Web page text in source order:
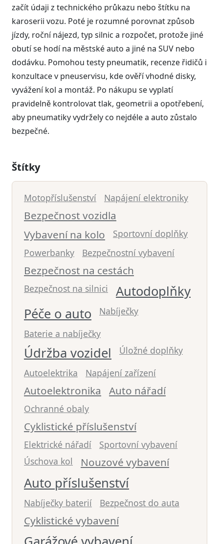
začít údaji z technického průkazu nebo štítku na
karoserii vozu. Poté je rozumné porovnat způsob
jízdy, roční nájezd, typ silnic a rozpočet, protože jiné
obutí se hodí na městské auto a jiné na SUV nebo
dodávku. Pomohou testy pneumatik, recenze řidičů i
konzultace v pneuservisu, kde ověří vhodné disky,
vyvážení kol a montáž. Po nákupu se vyplatí
pravidelně kontrolovat tlak, geometrii a opotřebení,
aby pneumatiky vydržely co nejdéle a auto zůstalo
bezpečné.
Štítky
Motopříslušenství Napájení elektroniky
Bezpečnost vozidla
Vybavení na kolo
Sportovní doplňky
Powerbanky
Bezpečnostní vybavení
Bezpečnost na cestách
Bezpečnost na silnici
Autodoplňky
Péče o auto
Nabíječky
Baterie a nabíječky
Údržba vozidel
Úložné doplňky
Autoelektrika
Napájení zařízení
Autoelektronika Auto nářadí
Ochranné obaly
Cyklistické příslušenství
Elektrické nářadí
Sportovní vybavení
Úschova kol
Nouzové vybavení
Auto příslušenství
Nabíječky baterií Bezpečnost do auta
Cyklistické vybavení